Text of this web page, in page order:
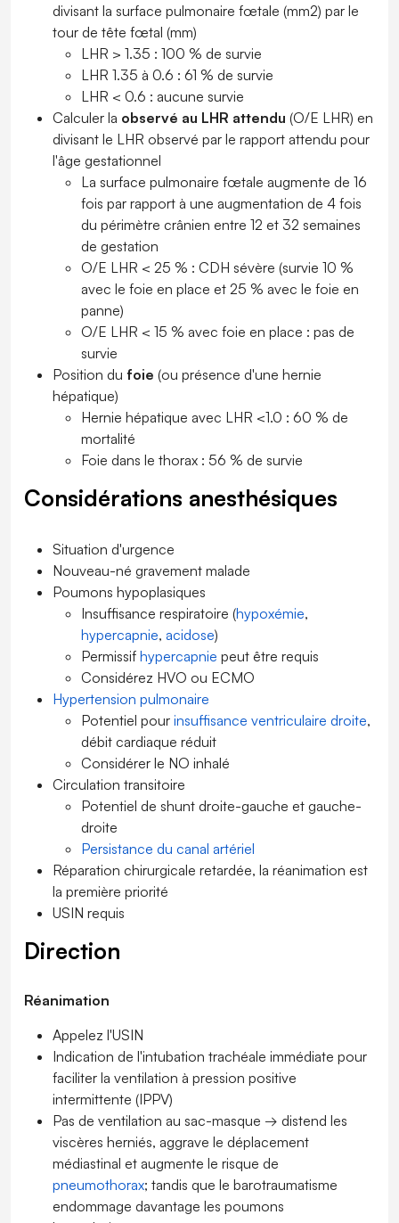
divisant la surface pulmonaire fœtale (mm2) par le
tour de tête fœtal (mm)
LHR > 1.35 : 100 % de survie
LHR 1.35 à 0.6 : 61 % de survie
LHR < 0.6 : aucune survie
Calculer la observé au LHR attendu (O/E LHR) en
divisant le LHR observé par le rapport attendu pour
l'âge gestationnel
La surface pulmonaire fœtale augmente de 16
fois par rapport à une augmentation de 4 fois
du périmètre crânien entre 12 et 32 ​​semaines
de gestation
O/E LHR < 25 % : CDH sévère (survie 10 %
avec le foie en place et 25 % avec le foie en
panne)
O/E LHR < 15 % avec foie en place : pas de
survie
Position du foie (ou présence d'une hernie
hépatique)
Hernie hépatique avec LHR <1.0 : 60 % de
mortalité
Foie dans le thorax : 56 % de survie
Considérations anesthésiques
Situation d'urgence
Nouveau-né gravement malade
Poumons hypoplasiques
Insuffisance respiratoire (hypoxémie,
hypercapnie, acidose)
Permissif hypercapnie peut être requis
Considérez HVO ou ECMO
Hypertension pulmonaire
Potentiel pour insuffisance ventriculaire droite,
débit cardiaque réduit
Considérer le NO inhalé
Circulation transitoire
Potentiel de shunt droite-gauche et gauche-
droite
Persistance du canal artériel
Réparation chirurgicale retardée, la réanimation est
la première priorité
USIN requis
Direction
Réanimation
Appelez l'USIN
Indication de l'intubation trachéale immédiate pour
faciliter la ventilation à pression positive
intermittente (IPPV)
Pas de ventilation au sac-masque → distend les
viscères herniés, aggrave le déplacement
médiastinal et augmente le risque de
pneumothorax; tandis que le barotraumatisme
endommage davantage les poumons